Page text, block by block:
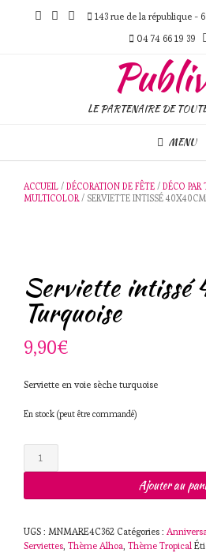
143 rue de la république -
04 74 66 19 39
LE PARTENAIRE DE
MENU
ACCUEIL / DÉCORATION DE FÊTE / DÉCO PAR
MULTICOLOR/ SERVIETTE INTISSÉ
Serviette intissé
Turquoise
9,90€
Serviette en voie sèche turquoise
En stock (peut être commandé)
Ajouter au
UGS : MNMARE4C362 Catégories :
Serviettes, Thème Alhoa, Thème Tropical